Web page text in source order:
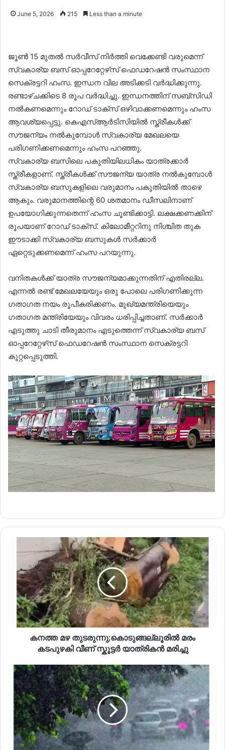
June 5, 2026 215 Less than a minute
ജൂൺ 15 മുതൽ സർവീസ് നിർത്തി വെക്കേണ്ടി വരുമെന്ന്
സ്വകാര്യ ബസ് ഓപ്പറേറ്റേഴ്‌സ് ഫെഡറേഷൻ സംസ്ഥാന
സെക്രട്ടറി ഹംസ. ഇന്ധന വില അടിക്കടി വർദ്ധിക്കുന്നു.
രണ്ടാഴ്ചക്കിടെ 8 രൂപ വർദ്ധിച്ചു. ഇന്ധനത്തിന് സബ്‌സിഡി
നൽകണമെന്നും റോഡ് ടാക്സ് ഒഴിവാക്കണമെന്നും ഹംസ
ആവശ്യ‌പ്പെട്ടു. കെഎസ്ആർടിസിയിൽ സ്ത്രീകൾക്ക്
സൗജന്യം നൽകുമ്പോൾ സ്വകാര്യ മേഖലയെ
പരിഗണിക്കണമെന്നും ഹംസ പറഞ്ഞു.
സ്വകാര്യ ബസിലെ പകുതിയിലധികം യാത്രക്കാർ
സ്ത്രീകളാണ്. സ്ത്രീകൾക്ക് സൗജന്യ യാത്ര നൽകുമ്പോൾ
സ്വകാര്യ ബസുകളിലെ വരുമാനം പകുതിയിൽ താഴെ
ആകും. വരുമാനത്തിന്റെ 60 ശതമാനം ഡീസലിനാണ്
ഉപയോഗിക്കുന്നതെന്ന് ഹംസ ചൂണ്ടിക്കാട്ടി. ലക്ഷക്കണക്കിന്
രൂപയാണ് റോഡ് ടാക്സ്. കിലോമീറ്ററിനു നിശ്ചിത തുക
ഈടാക്കി സ്വകാര്യ ബസുകൾ സർക്കാർ
ഏറ്റെടുക്കണമെന്ന് ഹംസ പറയുന്നു.
വനിതകൾക്ക് യാത്ര സൗജന്യമാക്കുന്നതിന് എതിരല്ല.
എന്നൽ രണ്ട് മേഖലയേയും ഒരു പോലെ പരിഗണിക്കുന്ന
ഗതാഗത നയം രൂപീകരിക്കണം. മുഖ്യമന്ത്രിയെയും
ഗതാഗത മന്ത്രിയേയും വിവരം ധരിപ്പിച്ചതാണ്. സർക്കാർ
എടുത്തു ചാടി തീരുമാനം എടുത്തെന്ന് സ്വകാര്യ ബസ്
ഓപ്പറേറ്റേഴ്‌സ് ഫെഡറേഷൻ സംസ്ഥാന സെക്രട്ടറി
കുറ്റപ്പെടുത്തി.
കനത്ത മഴ തുടരുന്നു;കൊടുങ്ങല്ലൂരിൽ മരം
കടപുഴകി വീണ് സ്കൂട്ടര്‍ യാത്രികൻ മരിച്ചു